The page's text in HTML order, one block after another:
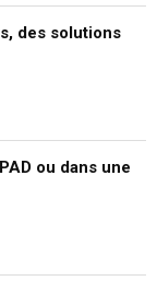
des solutions
ou dans une